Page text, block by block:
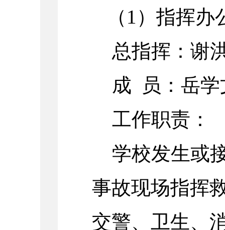
（ 1）指挥办
总指挥：谢
成
员：岳学
工作职责：
学校发生或
事故现场指挥
交警、卫生、